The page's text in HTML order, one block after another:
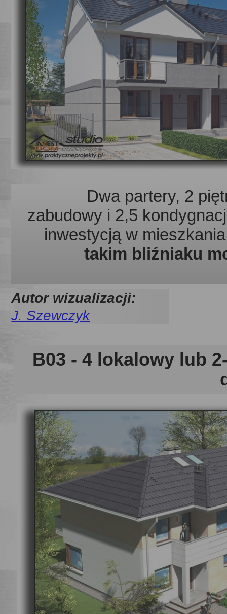
Dwa partery, 2
zabudowy i 2,5
inwestycją w
takim bliźniaku
Autor wizualizacji:
J. Szewczyk
B03 - 4 lokalowy lub